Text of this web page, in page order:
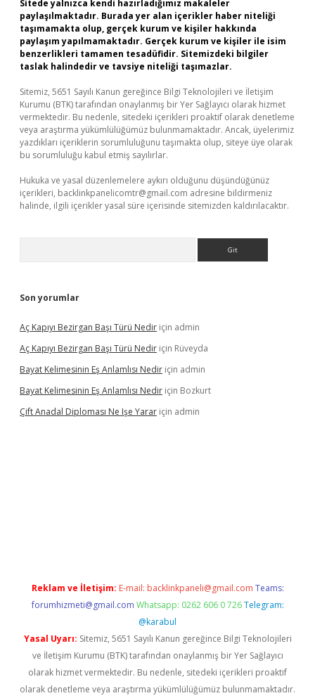
Sitede yalnızca kendi hazırladığımız makaleler
paylaşılmaktadır. Burada yer alan içerikler haber niteliği
taşımamakta olup, gerçek kurum ve kişiler hakkında
paylaşım yapılmamaktadır. Gerçek kurum ve kişiler ile isim
benzerlikleri tamamen tesadüfidir. Sitemizdeki bilgiler
taslak halindedir ve tavsiye niteliği taşımazlar.
Sitemiz, 5651 Sayılı Kanun gereğince Bilgi Teknolojileri ve İletişim
Kurumu (BTK) tarafından onaylanmış bir Yer Sağlayıcı olarak hizmet
vermektedir. Bu nedenle, sitedeki içerikleri proaktif olarak denetleme
veya araştırma yükümlülüğümüz bulunmamaktadır. Ancak, üyelerimiz
yazdıkları içeriklerin sorumluluğunu taşımakta olup, siteye üye olarak
bu sorumluluğu kabul etmiş sayılırlar.
Hukuka ve yasal düzenlemelere aykırı olduğunu düşündüğünüz
içerikleri, backlinkpanelicomtr@gmail.com adresine bildirmeniz
halinde, ilgili içerikler yasal süre içerisinde sitemizden kaldırılacaktır.
Son yorumlar
Aç Kapıyı Bezirgan Başı Türü Nedir için admin
Aç Kapıyı Bezirgan Başı Türü Nedir için Rüveyda
Bayat Kelimesinin Eş Anlamlısı Nedir için admin
Bayat Kelimesinin Eş Anlamlısı Nedir için Bozkurt
Çift Anadal Diploması Ne Işe Yarar için admin
Reklam ve İletişim: E-mail: backlinkpaneli@gmail.com Teams:
forumhizmeti@gmail.com Whatsapp: 0262 606 0 726 Telegram:
@karabul
Yasal Uyarı: Sitemiz, 5651 Sayılı Kanun gereğince Bilgi Teknolojileri
ve İletişim Kurumu (BTK) tarafından onaylanmış bir Yer Sağlayıcı
olarak hizmet vermektedir. Bu nedenle, sitedeki içerikleri proaktif
olarak denetleme veya araştırma yükümlülüğümüz bulunmamaktadır.